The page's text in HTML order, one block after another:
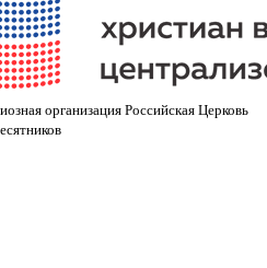
организация Российская Церковь